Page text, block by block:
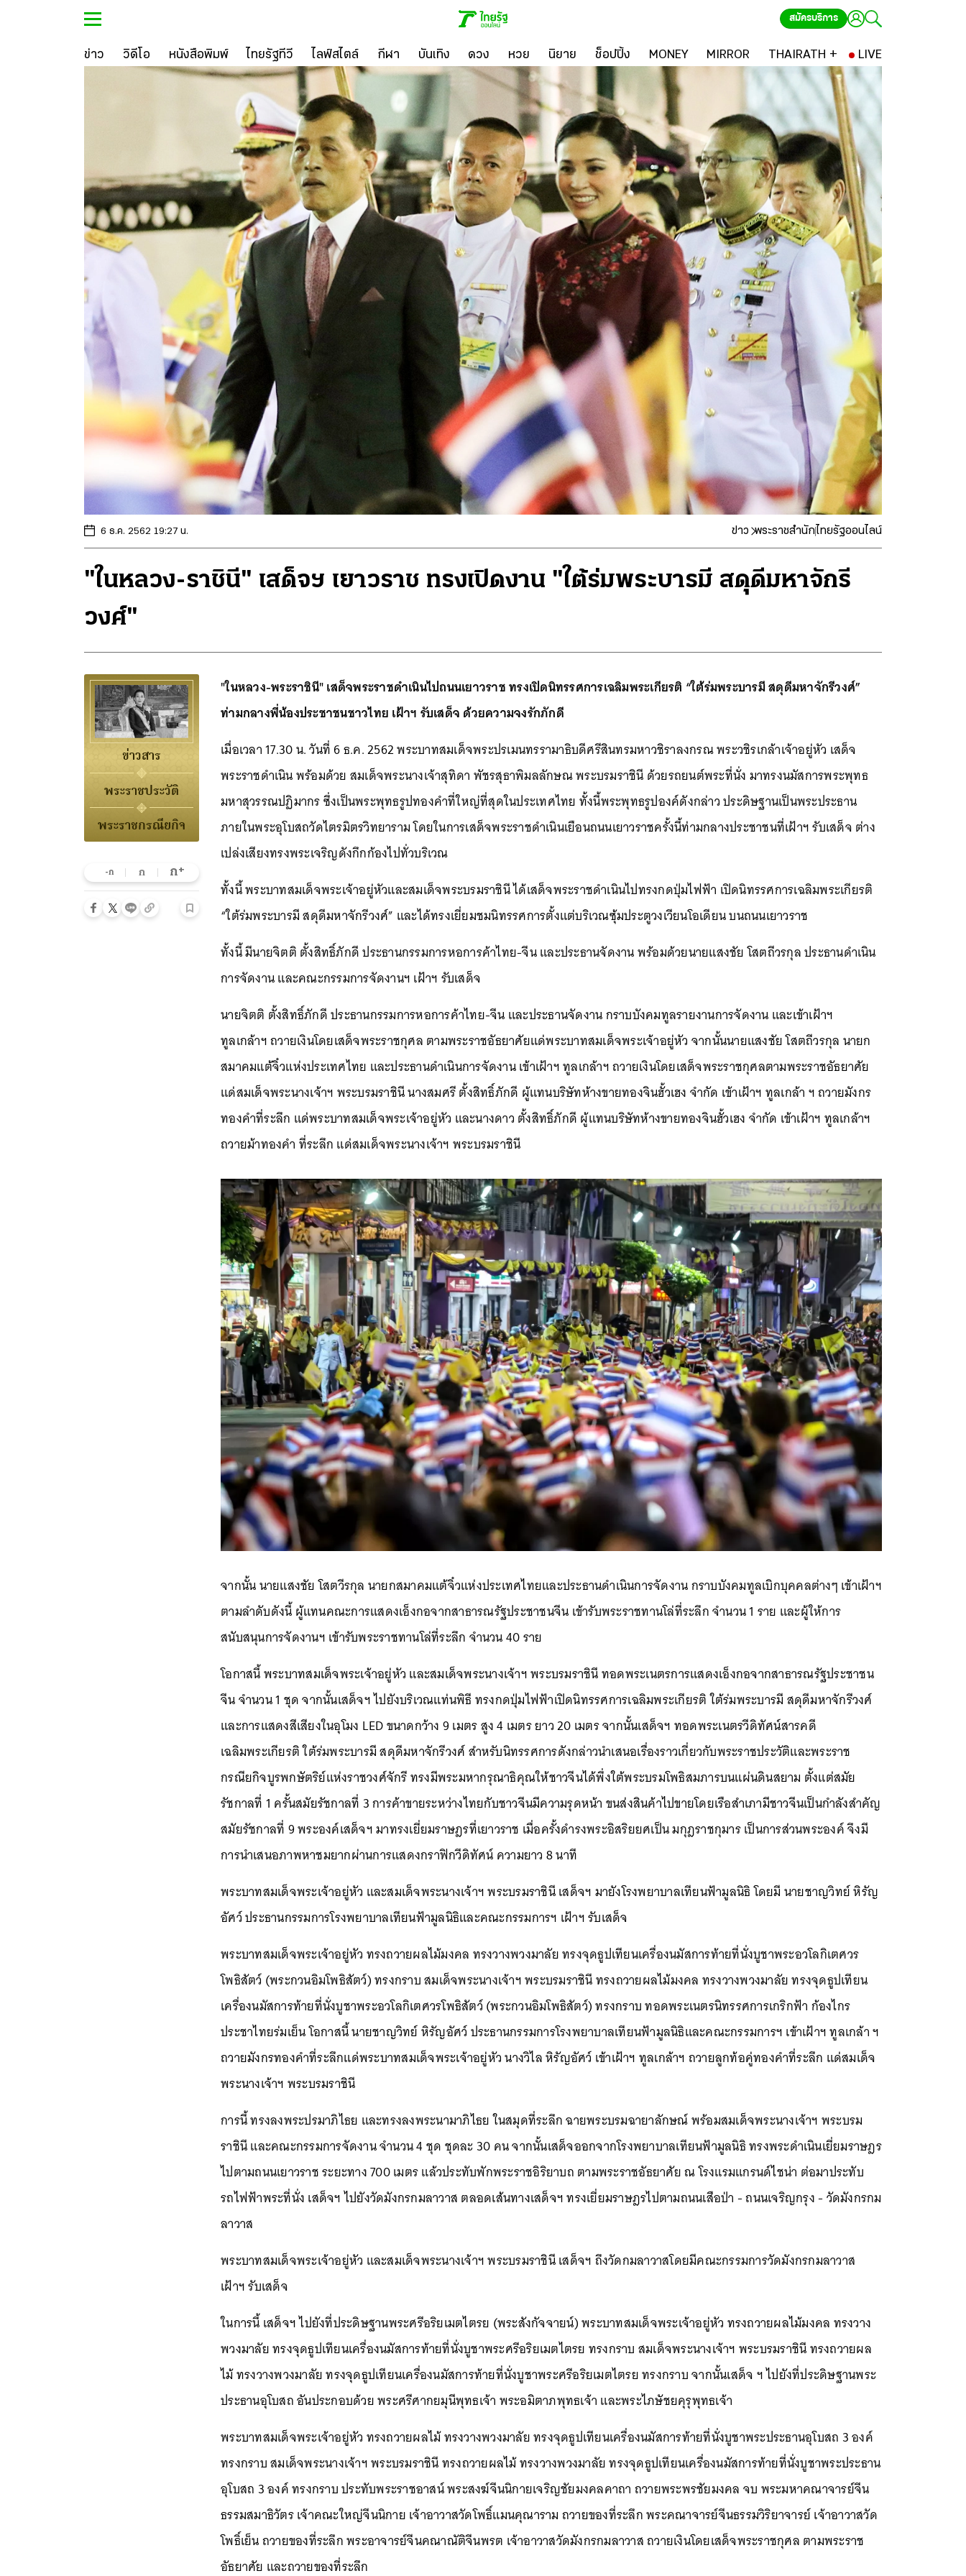
สมัครบริการ
ข่าว วิดีโอ หนังสือพิมพ์ ไทยรัฐทีวี ไลฟ์สไตล์ กีฬา บันเทิง ดวง หวย นิยาย ช็อปปิ้ง MONEY MIRROR THAIRATH + LIVE
6 ธ.ค. 2562 19:27 น. ข่าว พระราชสำนักไทยรัฐออนไลน์
"ในหลวง-ราชินี" เสด็จฯ เยาวราช ทรงเปิดงาน "ใต้ร่มพระบารมี สดุดีมหาจักรี
วงศ์"
ข่าวสาร
พระราชประวัติ
พระราชกรณียกิจ
-ก ก ก+
"ในหลวง-พระราชินี" เสด็จพระราชดำเนินไปถนนเยาวราช ทรงเปิดนิทรรศการเฉลิมพระเกียรติ “ใต้ร่มพระบารมี สดุดีมหาจักรีวงศ์”
ท่ามกลางพี่น้องประชาชนชาวไทย เฝ้าฯ รับเสด็จ ด้วยความจงรักภักดี
เมื่อเวลา 17.30 น. วันที่ 6 ธ.ค. 2562 พระบาทสมเด็จพระปรเมนทรรามาธิบดีศรีสินทรมหาวชิราลงกรณ พระวชิรเกล้าเจ้าอยู่หัว เสด็จ
พระราชดำเนิน พร้อมด้วย สมเด็จพระนางเจ้าสุทิดา พัชรสุธาพิมลลักษณ พระบรมราชินี ด้วยรถยนต์พระที่นั่ง มาทรงนมัสการพระพุทธ
มหาสุวรรณปฏิมากร ซึ่งเป็นพระพุทธรูปทองคำที่ใหญ่ที่สุดในประเทศไทย ทั้งนี้พระพุทธรูปองค์ดังกล่าว ประดิษฐานเป็นพระประธาน
ภายในพระอุโบสถวัดไตรมิตรวิทยาราม โดยในการเสด็จพระราชดำเนินเยือนถนนเยาวราชครั้งนี้ท่ามกลางประชาชนที่เฝ้าฯ รับเสด็จ ต่าง
เปล่งเสียงทรงพระเจริญดังกึกก้องไปทั่วบริเวณ
ทั้งนี้ พระบาทสมเด็จพระเจ้าอยู่หัวและสมเด็จพระบรมราชินี ได้เสด็จพระราชดำเนินไปทรงกดปุ่มไฟฟ้า เปิดนิทรรศการเฉลิมพระเกียรติ
“ใต้ร่มพระบารมี สดุดีมหาจักรีวงศ์” และได้ทรงเยี่ยมชมนิทรรศการตั้งแต่บริเวณซุ้มประตูวงเวียนโอเดียน บนถนนเยาวราช
ทั้งนี้ มีนายจิตติ ตั้งสิทธิ์ภักดี ประธานกรรมการหอการค้าไทย-จีน และประธานจัดงาน พร้อมด้วยนายแสงชัย โสตถีวรกุล ประธานดำเนิน
การจัดงาน และคณะกรรมการจัดงานฯ เฝ้าฯ รับเสด็จ
นายจิตติ ตั้งสิทธิ์ภักดี ประธานกรรมการหอการค้าไทย-จีน และประธานจัดงาน กราบบังคมทูลรายงานการจัดงาน และเข้าเฝ้าฯ
ทูลเกล้าฯ ถวายเงินโดยเสด็จพระราชกุศล ตามพระราชอัธยาศัยแด่พระบาทสมเด็จพระเจ้าอยู่หัว จากนั้นนายแสงชัย โสตถีวรกุล นายก
สมาคมแต้จิ๋วแห่งประเทศไทย และประธานดำเนินการจัดงาน เข้าเฝ้าฯ ทูลเกล้าฯ ถวายเงินโดยเสด็จพระราชกุศลตามพระราชอัธยาศัย
แด่สมเด็จพระนางเจ้าฯ พระบรมราชินี นางสมศรี ตั้งสิทธิ์ภักดี ผู้แทนบริษัทห้างขายทองจินฮั้วเฮง จำกัด เข้าเฝ้าฯ ทูลเกล้า ฯ ถวายมังกร
ทองคำที่ระลึก แด่พระบาทสมเด็จพระเจ้าอยู่หัว และนางดาว ตั้งสิทธิ์ภักดี ผู้แทนบริษัทห้างขายทองจินฮั้วเฮง จำกัด เข้าเฝ้าฯ ทูลเกล้าฯ
ถวายม้าทองคำ ที่ระลึก แด่สมเด็จพระนางเจ้าฯ พระบรมราชินี
จากนั้น นายแสงชัย โสตวีรกุล นายกสมาคมแต้จิ๋วแห่งประเทศไทยและประธานดำเนินการจัดงาน กราบบังคมทูลเบิกบุคคลต่างๆ เข้าเฝ้าฯ
ตามลำดับดังนี้ ผู้แทนคณะการแสดงเอ็งกอจากสาธารณรัฐประชาชนจีน เข้ารับพระราชทานโล่ที่ระลึก จำนวน 1 ราย และผู้ให้การ
สนับสนุนการจัดงานฯ เข้ารับพระราชทานโล่ที่ระลึก จำนวน 40 ราย
โอกาสนี้ พระบาทสมเด็จพระเจ้าอยู่หัว และสมเด็จพระนางเจ้าฯ พระบรมราชินี ทอดพระเนตรการแสดงเอ็งกอจากสาธารณรัฐประชาชน
จีน จำนวน 1 ชุด จากนั้นเสด็จฯ ไปยังบริเวณแท่นพิธี ทรงกดปุ่มไฟฟ้าเปิดนิทรรศการเฉลิมพระเกียรติ ใต้ร่มพระบารมี สดุดีมหาจักรีวงศ์
และการแสดงสีเสียงในอุโมง LED ขนาดกว้าง 9 เมตร สูง 4 เมตร ยาว 20 เมตร จากนั้นเสด็จฯ ทอดพระเนตรวีดิทัศน์สารคดี
เฉลิมพระเกียรติ ใต้ร่มพระบารมี สดุดีมหาจักรีวงศ์ สำหรับนิทรรศการดังกล่าวนำเสนอเรื่องราวเกี่ยวกับพระราชประวัติและพระราช
กรณียกิจบูรพกษัตริย์แห่งราชวงศ์จักรี ทรงมีพระมหากรุณาธิคุณให้ชาวจีนได้พึ่งใต้พระบรมโพธิสมภารบนแผ่นดินสยาม ตั้งแต่สมัย
รัชกาลที่ 1 ครั้นสมัยรัชกาลที่ 3 การค้าขายระหว่างไทยกับชาวจีนมีความรุดหน้า ขนส่งสินค้าไปขายโดยเรือสำเภามีชาวจีนเป็นกำลังสำคัญ
สมัยรัชกาลที่ 9 พระองค์เสด็จฯ มาทรงเยี่ยมราษฎรที่เยาวราช เมื่อครั้งดำรงพระอิสริยยศเป็น มกุฎราชกุมาร เป็นการส่วนพระองค์ จึงมี
การนำเสนอภาพหาชมยากผ่านการแสดงกราฟิกวีดิทัศน์ ความยาว 8 นาที
พระบาทสมเด็จพระเจ้าอยู่หัว และสมเด็จพระนางเจ้าฯ พระบรมราชินี เสด็จฯ มายังโรงพยาบาลเทียนฟ้ามูลนิธิ โดยมี นายชาญวิทย์ หิรัญ
อัศว์ ประธานกรรมการโรงพยาบาลเทียนฟ้ามูลนิธิและคณะกรรมการฯ เฝ้าฯ รับเสด็จ
พระบาทสมเด็จพระเจ้าอยู่หัว ทรงถวายผลไม้มงคล ทรงวางพวงมาลัย ทรงจุดธูปเทียนเครื่องนมัสการท้ายที่นั่งบูชาพระอวโลกิเตศวร
โพธิสัตว์ (พระกวนอิมโพธิสัตว์) ทรงกราบ สมเด็จพระนางเจ้าฯ พระบรมราชินี ทรงถวายผลไม้มงคล ทรงวางพวงมาลัย ทรงจุดธูปเทียน
เครื่องนมัสการท้ายที่นั่งบูชาพระอวโลกิเตศวรโพธิสัตว์ (พระกวนอิมโพธิสัตว์) ทรงกราบ ทอดพระเนตรนิทรรศการเกริกฟ้า ก้องไกร
ประชาไทยร่มเย็น โอกาสนี้ นายชาญวิทย์ หิรัญอัศว์ ประธานกรรมการโรงพยาบาลเทียนฟ้ามูลนิธิและคณะกรรมการฯ เข้าเฝ้าฯ ทูลเกล้า ฯ
ถวายมังกรทองคำที่ระลึกแด่พระบาทสมเด็จพระเจ้าอยู่หัว นางวิไล หิรัญอัศว์ เข้าเฝ้าฯ ทูลเกล้าฯ ถวายลูกท้อคู่ทองคำที่ระลึก แด่สมเด็จ
พระนางเจ้าฯ พระบรมราชินี
การนี้ ทรงลงพระปรมาภิไธย และทรงลงพระนามาภิไธย ในสมุดที่ระลึก ฉายพระบรมฉายาลักษณ์ พร้อมสมเด็จพระนางเจ้าฯ พระบรม
ราชินี และคณะกรรมการจัดงาน จำนวน 4 ชุด ชุดละ 30 คน จากนั้นเสด็จออกจากโรงพยาบาลเทียนฟ้ามูลนิธิ ทรงพระดำเนินเยี่ยมราษฎร
ไปตามถนนเยาวราช ระยะทาง 700 เมตร แล้วประทับพักพระราชอิริยาบถ ตามพระราชอัธยาศัย ณ โรงแรมแกรนด์ไชน่า ต่อมาประทับ
รถไฟฟ้าพระที่นั่ง เสด็จฯ ไปยังวัดมังกรกมลาวาส ตลอดเส้นทางเสด็จฯ ทรงเยี่ยมราษฎรไปตามถนนเสือป่า - ถนนเจริญกรุง - วัดมังกรกม
ลาวาส
พระบาทสมเด็จพระเจ้าอยู่หัว และสมเด็จพระนางเจ้าฯ พระบรมราชินี เสด็จฯ ถึงวัดกมลาวาสโดยมีคณะกรรมการวัดมังกรกมลาวาส
เฝ้าฯ รับเสด็จ
ในการนี้ เสด็จฯ ไปยังที่ประดิษฐานพระศรีอริยเมตไตรย (พระสังกัจจายน์) พระบาทสมเด็จพระเจ้าอยู่หัว ทรงถวายผลไม้มงคล ทรงวาง
พวงมาลัย ทรงจุดธูปเทียนเครื่องนมัสการท้ายที่นั่งบูชาพระศรีอริยเมตไตรย ทรงกราบ สมเด็จพระนางเจ้าฯ พระบรมราชินี ทรงถวายผล
ไม้ ทรงวางพวงมาลัย ทรงจุดธูปเทียนเครื่องนมัสการท้ายที่นั่งบูชาพระศรีอริยเมตไตรย ทรงกราบ จากนั้นเสด็จ ฯ ไปยังที่ประดิษฐานพระ
ประธานอุโบสถ อันประกอบด้วย พระศรีศากยมุนีพุทธเจ้า พระอมิตาภพุทธเจ้า และพระไภษัชยคุรุพุทธเจ้า
พระบาทสมเด็จพระเจ้าอยู่หัว ทรงถวายผลไม้ ทรงวางพวงมาลัย ทรงจุดธูปเทียนเครื่องนมัสการท้ายที่นั่งบูชาพระประธานอุโบสถ 3 องค์
ทรงกราบ สมเด็จพระนางเจ้าฯ พระบรมราชินี ทรงถวายผลไม้ ทรงวางพวงมาลัย ทรงจุดธูปเทียนเครื่องนมัสการท้ายที่นั่งบูชาพระประธาน
อุโบสถ 3 องค์ ทรงกราบ ประทับพระราชอาสน์ พระสงฆ์จีนนิกายเจริญชัยมงคลคาถา ถวายพระพรชัยมงคล จบ พระมหาคณาจารย์จีน
ธรรมสมาธิวัตร เจ้าคณะใหญ่จีนนิกาย เจ้าอาวาสวัดโพธิ์แมนคุณาราม ถวายของที่ระลึก พระคณาจารย์จีนธรรมวิริยาจารย์ เจ้าอาวาสวัด
โพธิ์เย็น ถวายของที่ระลึก พระอาจารย์จีนคณาณัติจีนพรต เจ้าอาวาสวัดมังกรกมลาวาส ถวายเงินโดยเสด็จพระราชกุศล ตามพระราช
อัธยาศัย และถวายของที่ระลึก